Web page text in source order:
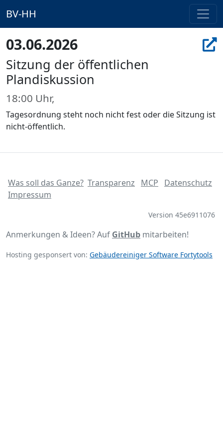
BV-HH
03.06.2026
Sitzung der öffentlichen
Plandiskussion
18:00 Uhr,
Tagesordnung steht noch nicht fest oder die Sitzung ist
nicht-öffentlich.
Was soll das Ganze? Transparenz MCP
Datenschutz
Impressum
Version 45e6911076
Anmerkungen & Ideen? Auf GitHub mitarbeiten!
Hosting gesponsert von: Gebäudereiniger Software Fortytools